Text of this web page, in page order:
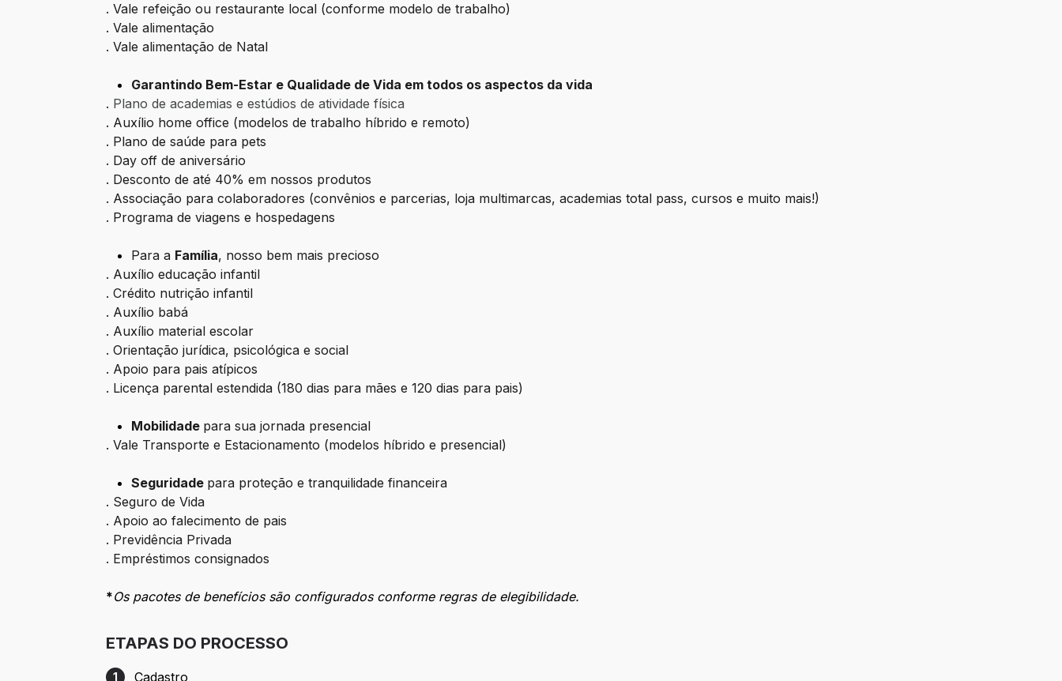
. Vale refeição ou restaurante local (conforme modelo de trabalho)
. Vale alimentação
. Vale alimentação de Natal
Garantindo Bem-Estar e Qualidade de Vida em todos os aspectos da vida
. Plano de academias e estúdios de atividade física
. Auxílio home office (modelos de trabalho híbrido e remoto)
. Plano de saúde para pets
. Day off de aniversário
. Desconto de até 40% em nossos produtos
. Associação para colaboradores (convênios e parcerias, loja multimarcas, academias total pass, cursos e muito mais!)
. Programa de viagens e hospedagens
Para a Família, nosso bem mais precioso
. Auxílio educação infantil
. Crédito nutrição infantil
. Auxílio babá
. Auxílio material escolar
. Orientação jurídica, psicológica e social
. Apoio para pais atípicos
. Licença parental estendida (180 dias para mães e 120 dias para pais)
Mobilidade para sua jornada presencial
. Vale Transporte e Estacionamento (modelos híbrido e presencial)
Seguridade para proteção e tranquilidade financeira
. Seguro de Vida
. Apoio ao falecimento de pais
. Previdência Privada
. Empréstimos consignados
*Os pacotes de benefícios são configurados conforme regras de elegibilidade.
ETAPAS DO PROCESSO
1 Cadastro